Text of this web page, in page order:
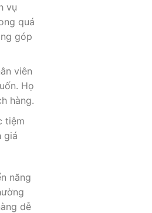
vụ
quá
góp
viên
Họ
hàng.
tiệm
giá
năng
dễ